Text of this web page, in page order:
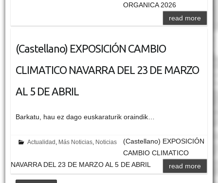
ORGANICA 2026
read more
(Castellano) EXPOSICIÓN CAMBIO
CLIMATICO NAVARRA DEL 23 DE MARZO
AL 5 DE ABRIL
Barkatu, hau ez dago euskaraturik oraindik…
Actualidad , Más Noticias, Noticias
(Castellano) EXPOSICIÓN
CAMBIO CLIMATICO
NAVARRA DEL 23 DE MARZO AL 5 DE ABRIL
read more